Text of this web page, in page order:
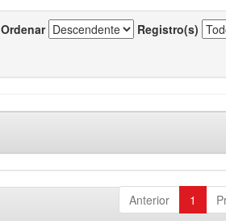
Ordenar Registro(s)
Anterior 1